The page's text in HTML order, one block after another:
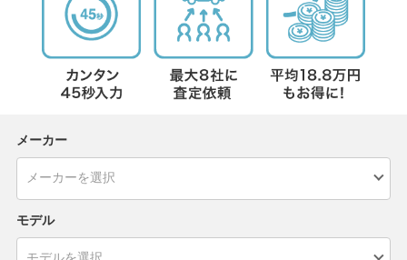
メーカー
モデル